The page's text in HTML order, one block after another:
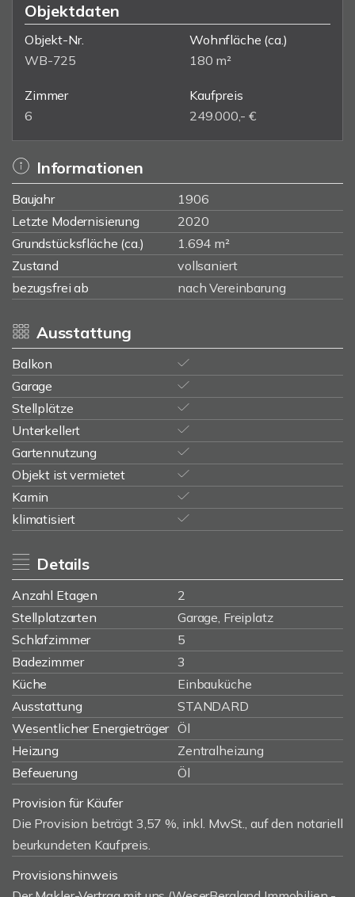
Objektdaten
Objekt-Nr.
WB-725
Wohnfläche (ca.)
180 m²
Zimmer
6
Kaufpreis
249.000,- €
Informationen
Baujahr
1906
Letzte Modernisierung
2020
Grundstücksfläche (ca.)
1.694 m²
Zustand
vollsaniert
bezugsfrei ab
nach Vereinbarung
Ausstattung
Balkon
Garage
Stellplätze
Unterkellert
Gartennutzung
Objekt ist vermietet
Kamin
klimatisiert
Details
Anzahl Etagen
2
Stellplatzarten
Garage, Freiplatz
Schlafzimmer
5
Badezimmer
3
Küche
Einbauküche
Ausstattung
STANDARD
Wesentlicher Energieträger Öl
Heizung
Zentralheizung
Befeuerung
Öl
Provision für Käufer
Die Provision beträgt 3,57 %, inkl. MwSt., auf den notariell
beurkundeten Kaufpreis.
Provisionshinweis